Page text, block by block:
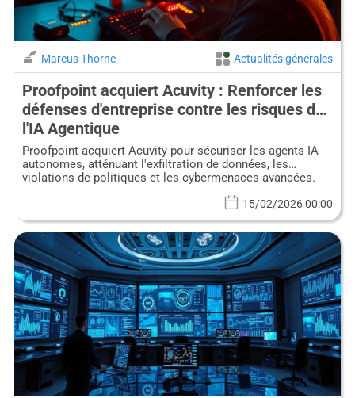
Marcus Thorne Actualités générales
Proofpoint acquiert Acuvity : Renforcer les
défenses d'entreprise contre les risques de
l'IA Agentique
Proofpoint acquiert Acuvity pour sécuriser les agents IA
autonomes, atténuant l'exfiltration de données, les
violations de politiques et les cybermenaces avancées.
15/02/2026 00:00